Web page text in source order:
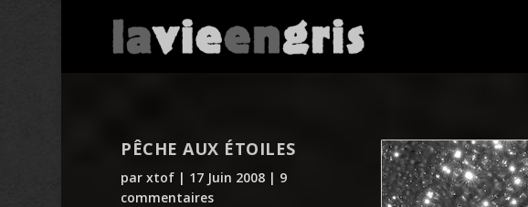
PÊCHE AUX ÉTOILES
par xtof | 17 Juin 2008 | 9
commentaires